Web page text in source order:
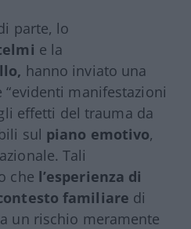
parte, lo
e la
hanno inviato una
manifestazioni
effetti del trauma da
sul piano emotivo,
Tali
che l’esperienza di
familiare di
un rischio meramente